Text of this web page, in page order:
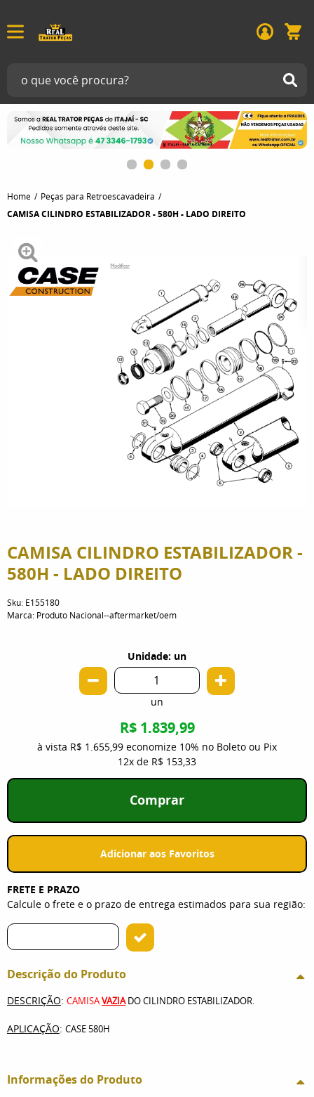
Home Peças para Retroescavadeira
CAMISA CILINDRO ESTABILIZADOR - 580H - LADO DIREITO
CAMISA CILINDRO ESTABILIZADOR -
580H - LADO DIREITO
Sku: E155180
Marca: Produto Nacional--aftermarket/oem
Unidade: un
un
R$ 1.839,99
à vista R$ 1.655,99 economize 10% no Boleto ou Pix
12x de R$ 153,33
Comprar
Adicionar aos Favoritos
FRETE E PRAZO
Calcule o frete e o prazo de entrega estimados para sua região:
Descrição do Produto
DESCRIÇÃO: CAMISAVAZIA DO CILINDRO ESTABILIZADOR.
APLICAÇÃO: CASE 580H
Informações do Produto